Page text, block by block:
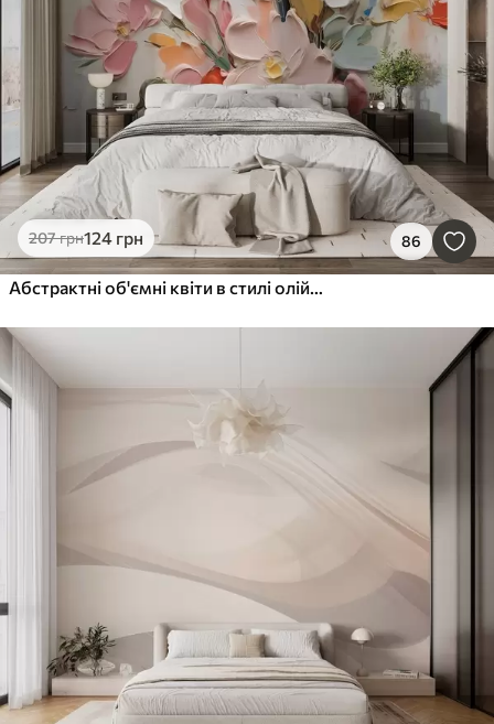
207грн124 грн 86
Абстрактні об'ємні квіти в стилі олійного живопису